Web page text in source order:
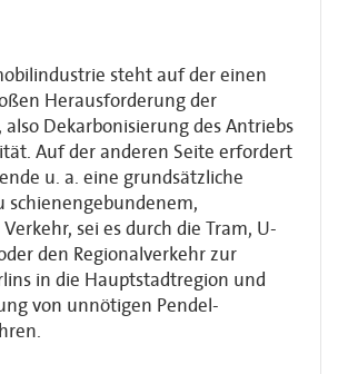
steht auf der einen
Herausforderung der
Dekarbonisierung des Antriebs
Auf der anderen Seite erfordert
u. a. eine grundsätzliche
schienen­ge­bundenem,
sei es durch die Tram, U-
den Regionalverkehr zur
in die Hauptstadtregion und
von unnötigen Pendel-